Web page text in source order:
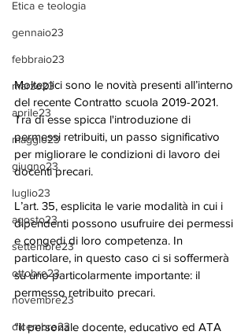
Etica e teologia
gennaio23
febbraio23
marzo23
aprile23
maggio23
giugno23
luglio23
agosto23
settembre23
ottobre23
novembre23
dicembre23
Molteplici sono le novità presenti all’interno
del recente Contratto scuola 2019-2021.
Tra di esse spicca l'introduzione di
permessi retribuiti, un passo significativo
per migliorare le condizioni di lavoro dei
docenti precari.
L’art. 35, esplicita le varie modalità in cui i
dipendenti possono usufruire dei permessi
e congedi di loro competenza. In
particolare, in questo caso ci si soffermerà
su uno particolarmente importante: il
permesso retribuito precari.
“Il personale docente, educativo ed ATA